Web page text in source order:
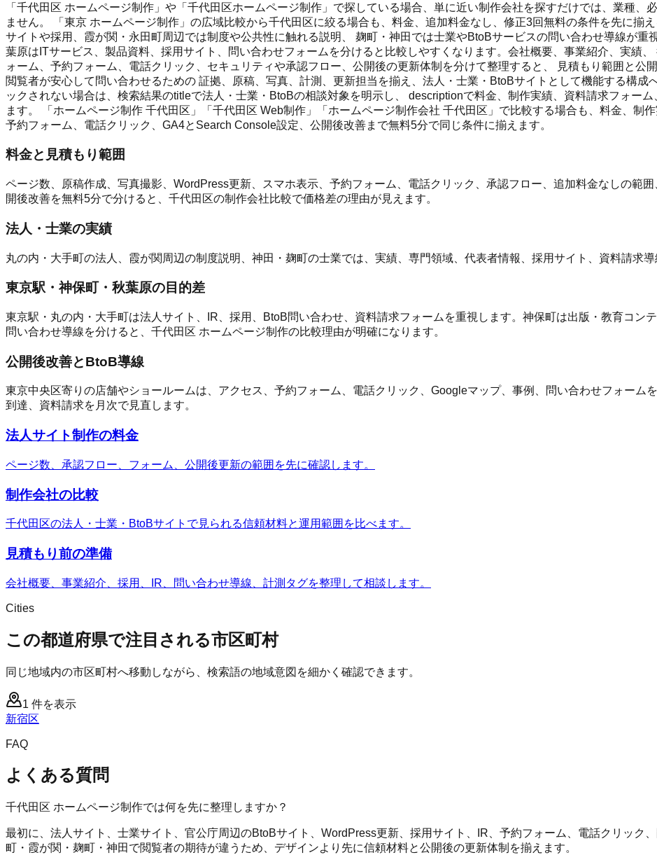
「千代田区 ホームページ制作」や「千代田区ホームページ制作」で探している場合、単に近い制作会社を探すだけでは、業種、
ません。 「東京 ホームページ制作」の広域比較から千代田区に絞る場合も、料金、追加料金なし、修正3回無料の条件を先に揃
サイトや採用、霞が関・永田町周辺では制度や公共性に触れる説明、 麹町・神田では士業やBtoBサービスの問い合わせ導線が重
葉原はITサービス、製品資料、採用サイト、問い合わせフォームを分けると比較しやすくなります。会社概要、事業紹介、実績
ォーム、予約フォーム、電話クリック、セキュリティや承認フロー、公開後の更新体制を分けて整理すると、 見積もり範囲と公
閲覧者が安心して問い合わせるための 証拠、原稿、写真、計測、更新担当を揃え、法人・士業・BtoBサイトとして機能する構成
ックされない場合は、検索結果のtitleで法人・士業・BtoBの相談対象を明示し、 descriptionで料金、制作実績、資料請求フォー
ます。 「ホームページ制作 千代田区」「千代田区 Web制作」「ホームページ制作会社 千代田区」で比較する場合も、料金、制
予約フォーム、電話クリック、GA4とSearch Console設定、公開後改善まで無料5分で同じ条件に揃えます。
料金と見積もり範囲
ページ数、原稿作成、写真撮影、WordPress更新、スマホ表示、予約フォーム、電話クリック、承認フロー、追加料金なしの範
開後改善を無料5分で分けると、千代田区の制作会社比較で価格差の理由が見えます。
法人・士業の実績
丸の内・大手町の法人、霞が関周辺の制度説明、神田・麹町の士業では、実績、専門領域、代表者情報、採用サイト、資料請求導
東京駅・神保町・秋葉原の目的差
東京駅・丸の内・大手町は法人サイト、IR、採用、BtoB問い合わせ、資料請求フォームを重視します。神保町は出版・教育コン
問い合わせ導線を分けると、千代田区 ホームページ制作の比較理由が明確になります。
公開後改善とBtoB導線
東京中央区寄りの店舗やショールームは、アクセス、予約フォーム、電話クリック、Googleマップ、事例、問い合わせフォーム
到達、資料請求を月次で見直します。
法人サイト制作の料金
ページ数、承認フロー、フォーム、公開後更新の範囲を先に確認します。
制作会社の比較
千代田区の法人・士業・BtoBサイトで見られる信頼材料と運用範囲を比べます。
見積もり前の準備
会社概要、事業紹介、採用、IR、問い合わせ導線、計測タグを整理して相談します。
Cities
この都道府県で注目される市区町村
同じ地域内の市区町村へ移動しながら、検索語の地域意図を細かく確認できます。
1 件を表示
新宿区
FAQ
よくある質問
千代田区 ホームページ制作では何を先に整理しますか？
最初に、法人サイト、士業サイト、官公庁周辺のBtoBサイト、WordPress更新、採用サイト、IR、予約フォーム、電話クリック
町・霞が関・麹町・神田で閲覧者の期待が違うため、デザインより先に信頼材料と公開後の更新体制を揃えます。